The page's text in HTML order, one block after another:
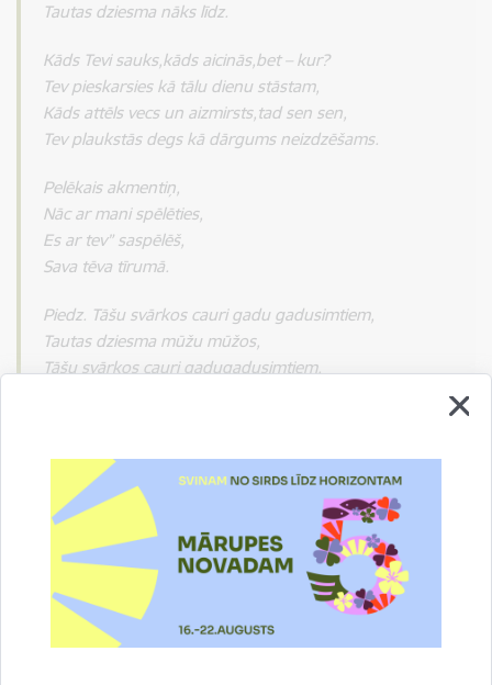
Tautas dziesma nāks līdz.
Kāds Tevi sauks,kāds aicinās,bet – kur?
Tev pieskarsies kā tālu dienu stāstam,
Kāds attēls vecs un aizmirsts,tad sen sen,
Tev plaukstās degs kā dārgums neizdzēšams.
Pelēkais akmentiņ,
Nāc ar mani spēlēties,
Es ar tev” saspēlēš,
Sava tēva tīrumā.
Piedz. Tāšu svārkos cauri gadu gadusimtiem,
Tautas dziesma mūžu mūžos,
Tāšu svārkos cauri gadugadusimtiem,
Drukāt lapu
Dalīties